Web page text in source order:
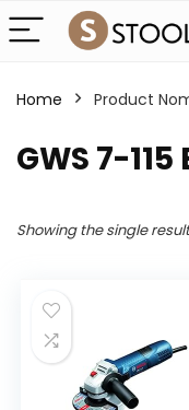
Home Product
GWS 7-
Showing the single result